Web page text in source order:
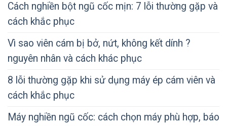
Cách nghiền bột ngũ cốc mịn: 7 lỗi thường gặp và
cách khắc phục
Vì sao viên cám bị bở, nứt, không kết dính ?
nguyên nhân và cách khác phục
8 lỗi thường gặp khi sử dụng máy ép cám viên và
cách khắc phục
Máy nghiền ngũ cốc: cách chọn máy phù hợp, báo